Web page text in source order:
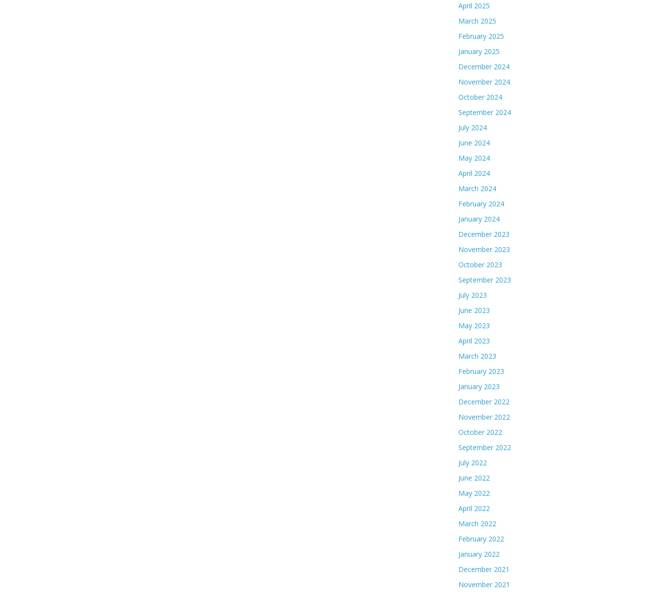
April 2025
March 2025
February 2025
January 2025
December 2024
November 2024
October 2024
September 2024
July 2024
June 2024
May 2024
April 2024
March 2024
February 2024
January 2024
December 2023
November 2023
October 2023
September 2023
July 2023
June 2023
May 2023
April 2023
March 2023
February 2023
January 2023
December 2022
November 2022
October 2022
September 2022
July 2022
June 2022
May 2022
April 2022
March 2022
February 2022
January 2022
December 2021
November 2021